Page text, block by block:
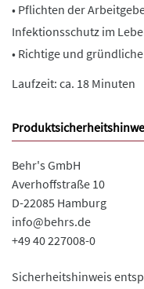
• Pflichten der
Infektionsschutz im
• Richtige und
Laufzeit: ca. 18 Minuten
Behr's GmbH
Averhoffstraße 10
D-22085 Hamburg
info@behrs.de
+49 40 227008-0
Sicherheitshinweis